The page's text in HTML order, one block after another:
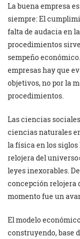
La buena empresa
siempre: El
falta de audacia en
procedimientos
sempeño
empresas hay que
objetivos, no por la
procedimientos.
Las ciencias
ciencias naturales
la física en los
relojera del
leyes inexorables.
concepción relojera
momento fue un
El modelo
construyendo, base